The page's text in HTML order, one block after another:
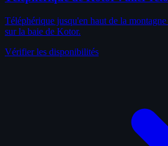
Téléphérique jusqu'en haut de la
sur la baie de Kotor.
Vérifier les disponibilités